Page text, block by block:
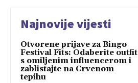
Najnovije vijesti
Otvorene prijave za Bingo
Festival Fits: Odaberite outfit
s omiljenim influencerom i
zablistajte na Crvenom
tepihu